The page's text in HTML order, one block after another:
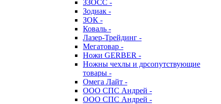
ЗЗОСС -
Зодиак -
ЗОК -
Коваль -
Лазер-Трейдинг -
Мегатовар -
Ножи GERBER -
Ножны чехлы и дрсопутствующие
товары -
Омега Лайт -
ООО СПС Андрей -
ООО СПС Андрей -